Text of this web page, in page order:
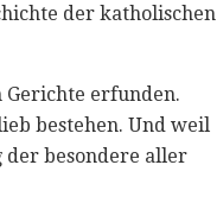
der katholischen
Gerichte erfunden.
bestehen. Und weil
der besondere aller